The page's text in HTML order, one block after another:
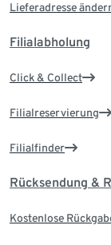
Lieferadresse
Filialabholung
Click & Collect
Filialreservierung
Filialfinder
Rücksendung &
Kostenlose